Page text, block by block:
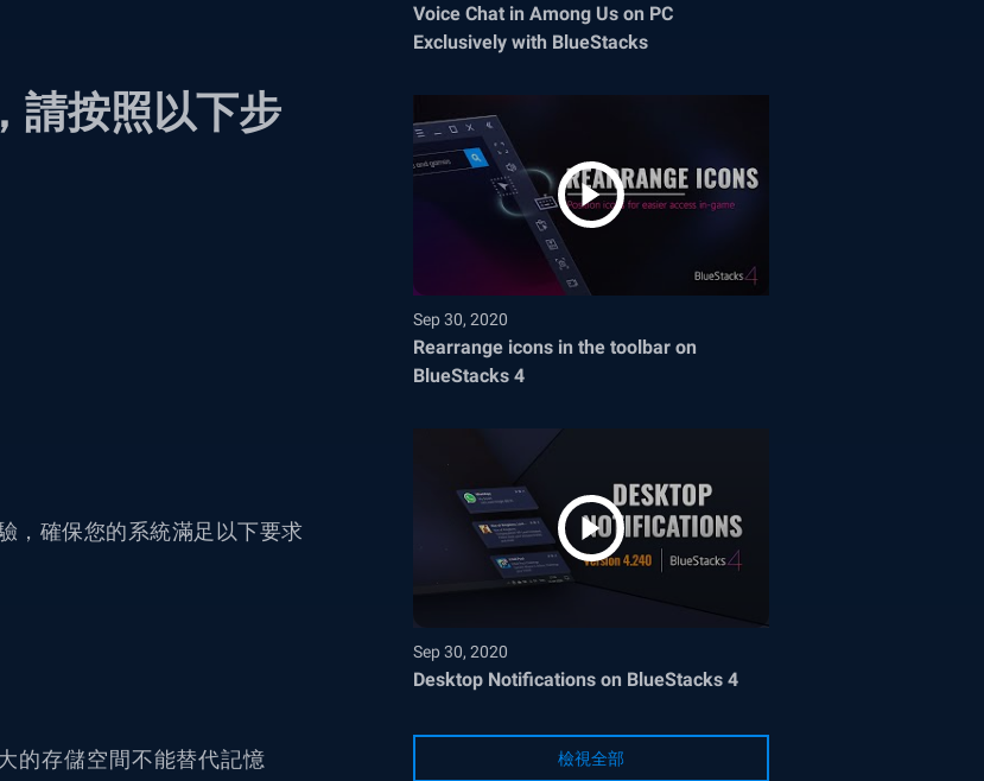
請按照以下步
，確保您的系統滿足以下要求
的存儲空間不能替代記憶
Voice Chat in Among Us on PC
Exclusively with BlueStacks
Sep 30, 2020
Rearrange icons in the toolbar on
BlueStacks 4
Sep 30, 2020
Desktop Notifications on BlueStacks 4
檢視全部